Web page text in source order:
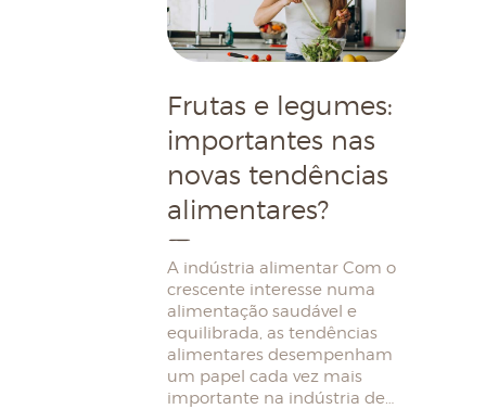
Frutas e legumes:
importantes nas
novas tendências
alimentares?
A indústria alimentar Com o
crescente interesse numa
alimentação saudável e
equilibrada, as tendências
alimentares desempenham
um papel cada vez mais
importante na indústria de…